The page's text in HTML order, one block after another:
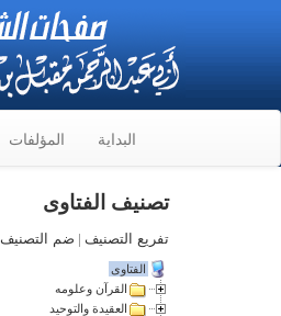
البداية المؤلفات
تصنيف الفتاوى
تفريع التصنيف | ضم التصنيف
الفتاوى
القرآن وعلومه
العقيدة والتوحيد